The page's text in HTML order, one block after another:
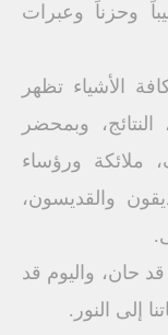
وحزناً وعبرات
الأشياء تظهر
النتائج، وبمحضر
ملائكة ورؤساء
والقديسون،
قد حان، واليوم قد
إلى النور.